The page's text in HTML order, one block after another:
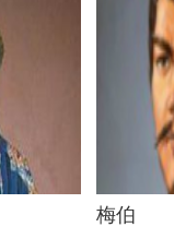
梅伯